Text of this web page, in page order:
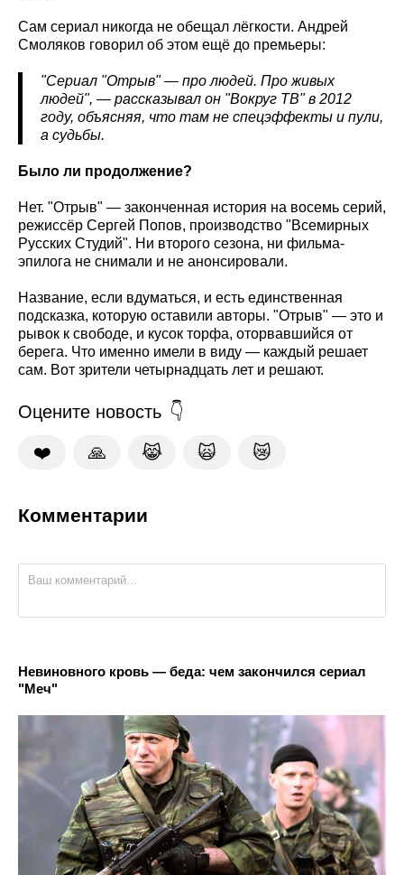
Сам сериал никогда не обещал лёгкости. Андрей
Смоляков говорил об этом ещё до премьеры:
"Сериал "Отрыв" — про людей. Про живых
людей", — рассказывал он "Вокруг ТВ" в 2012
году, объясняя, что там не спецэффекты и пули,
а судьбы.
Было ли продолжение?
Нет. "Отрыв" — законченная история на восемь серий,
режиссёр Сергей Попов, производство "Всемирных
Русских Студий". Ни второго сезона, ни фильма-
эпилога не снимали и не анонсировали.
Название, если вдуматься, и есть единственная
подсказка, которую оставили авторы. "Отрыв" — это и
рывок к свободе, и кусок торфа, оторвавшийся от
берега. Что именно имели в виду — каждый решает
сам. Вот зрители четырнадцать лет и решают.
Оцените новость
❤️ 🙏 😹 🙀 😿
Комментарии
Невиновного кровь — беда: чем закончился сериал
"Меч"